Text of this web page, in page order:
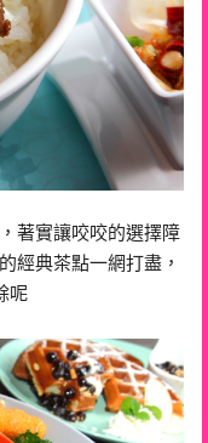
著實讓咬咬的選擇障
經典茶點一網打盡，
呢